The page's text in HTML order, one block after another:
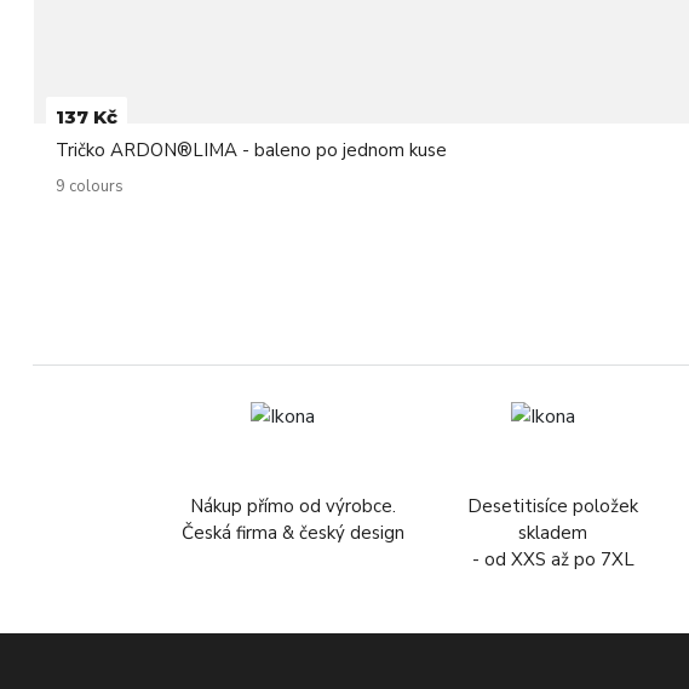
137 Kč
Tričko ARDON®LIMA - baleno po jednom kuse
9 colours
Nákup přímo od výrobce.
Česká firma & český design
Desetitisíce položek
skladem
- od XXS až po 7XL